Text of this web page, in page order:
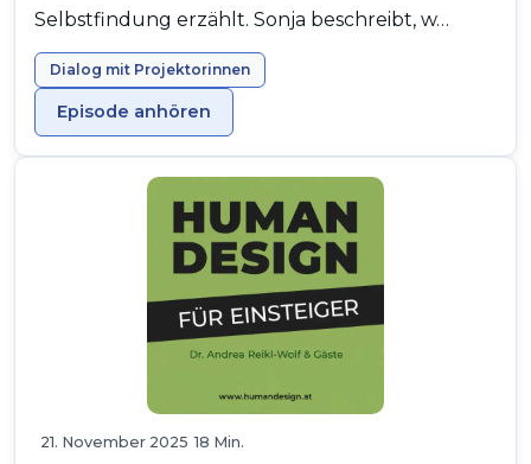
Selbstfindung erzählt. Sonja beschreibt, w…
Dialog mit Projektorinnen
Episode anhören
21. November 2025 18 Min.